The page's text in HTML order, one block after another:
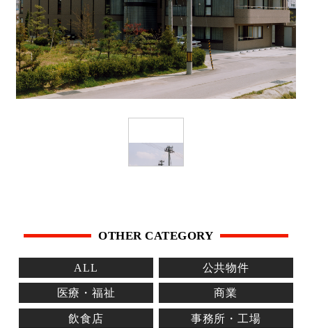
OTHER CATEGORY
ALL 公共物件
医療・福祉 商業
飲食店 事務所・工場